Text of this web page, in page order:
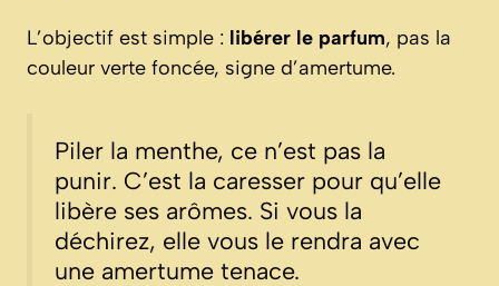
L’objectif est simple : libérer le parfum, pas la
couleur verte foncée, signe d’amertume.
Piler la menthe, ce n’est pas la
punir. C’est la caresser pour qu’elle
libère ses arômes. Si vous la
déchirez, elle vous le rendra avec
une amertume tenace.